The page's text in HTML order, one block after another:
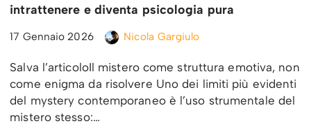
intrattenere e diventa psicologia pura
17 Gennaio 2026 Nicola Gargiulo
Salva l’articoloIl mistero come struttura emotiva, non
come enigma da risolvere Uno dei limiti più evidenti
del mystery contemporaneo è l’uso strumentale del
mistero stesso:…